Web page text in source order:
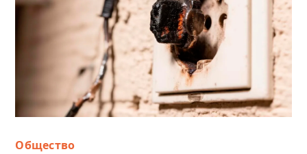
Общество